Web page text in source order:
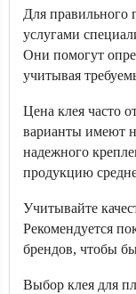
Для правильного
услугами
Они помогут
учитывая
Цена клея часто
варианты имеют
надежного
продукцию
Учитывайте
Рекомендуется
брендов, чтобы
Выбор клея для